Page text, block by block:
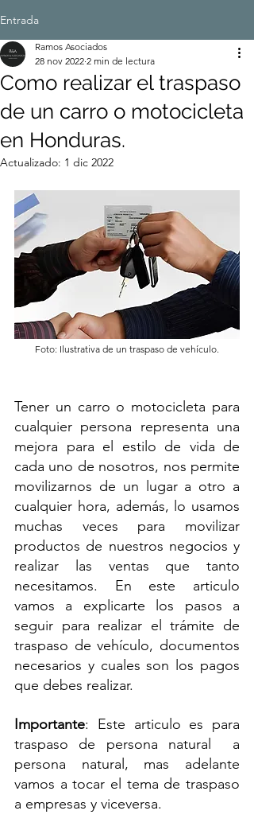
Entrada
Como realizar el traspaso
de un carro o motocicleta
en Honduras.
Ramos Asociados
28 nov 2022 2 min de lectura
Actualizado: 1 dic 2022
Foto: Ilustrativa de un traspaso de vehículo.
Tener un carro o motocicleta para
cualquier persona representa una
mejora para el estilo de vida de
cada uno de nosotros, nos permite
movilizarnos de un lugar a otro a
cualquier hora, además, lo usamos
muchas veces para movilizar
productos de nuestros negocios y
realizar las ventas que tanto
necesitamos. En este articulo
vamos a explicarte los pasos a
seguir para realizar el trámite de
traspaso de vehículo, documentos
necesarios y cuales son los pagos
que debes realizar.
Importante: Este articulo es para
traspaso de persona natural  a
persona natural, mas adelante
vamos a tocar el tema de traspaso
a empresas y viceversa.